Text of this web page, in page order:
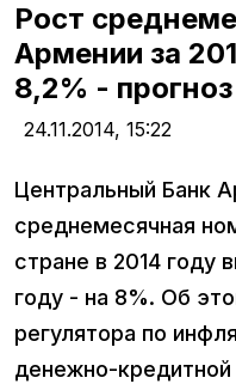
Рост
Армении за
8,2% -
24.11.2014, 15:22
Центральный Банк
среднемесячная
стране в 2014 году
году - на 8%. Об
регулятора по
денежно-